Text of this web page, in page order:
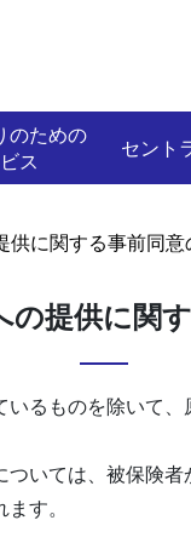
のための
ス
セント
供に関する事前同意
の提供に関
るものを除いて
いては、被保険
す。